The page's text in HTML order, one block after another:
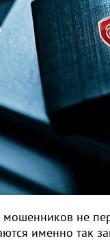
мошенников не
именно так